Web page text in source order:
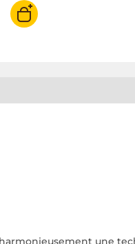
une